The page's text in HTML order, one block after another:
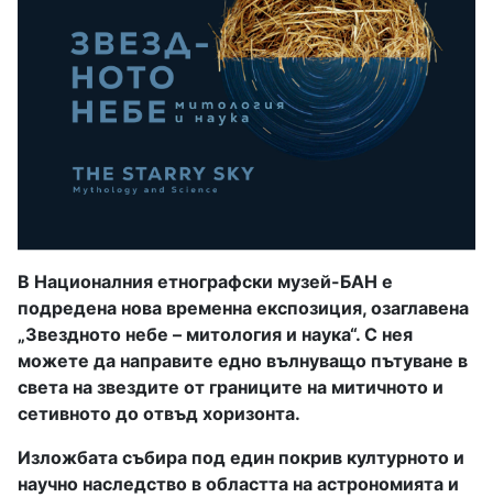
В Националния етнографски музей-БАН е
подредена нова временна експозиция, озаглавена
„Звездното небе – митология и наука“. С нея
можете да направите едно вълнуващо пътуване в
света на звездите от границите на митичното и
сетивното до отвъд хоризонта.
Изложбата събира под един покрив културното и
научно наследство в областта на астрономията и